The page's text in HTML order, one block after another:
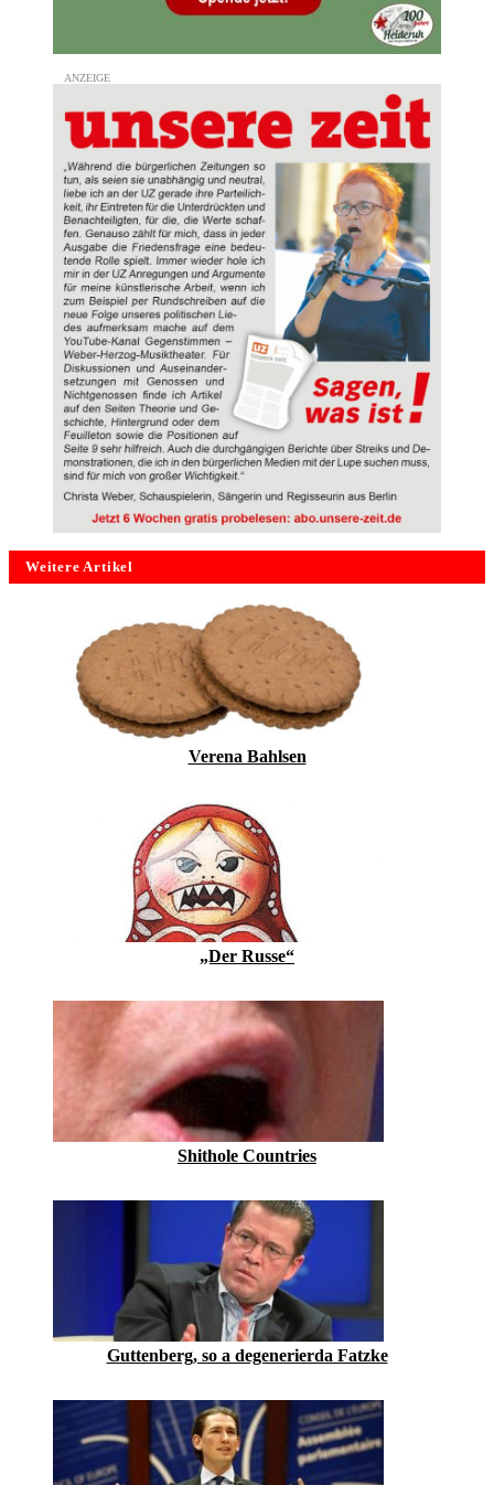
Weitere Artikel
Verena Bahlsen
„Der Russe“
Shithole Countries
Guttenberg, so a degenerierda Fatzke